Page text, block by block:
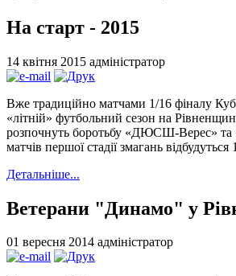
На старт - 2015
14 квітня 2015 адміністратор
Вже традиційно матчами 1/16 фіналу
«літній» футбольний сезон на
розпочнуть боротьбу «ДЮСШ-Верес»
матчів першої стадії змагань відбудуться
Детальніше...
Ветерани "Динамо" у
01 вересня 2014 адміністратор